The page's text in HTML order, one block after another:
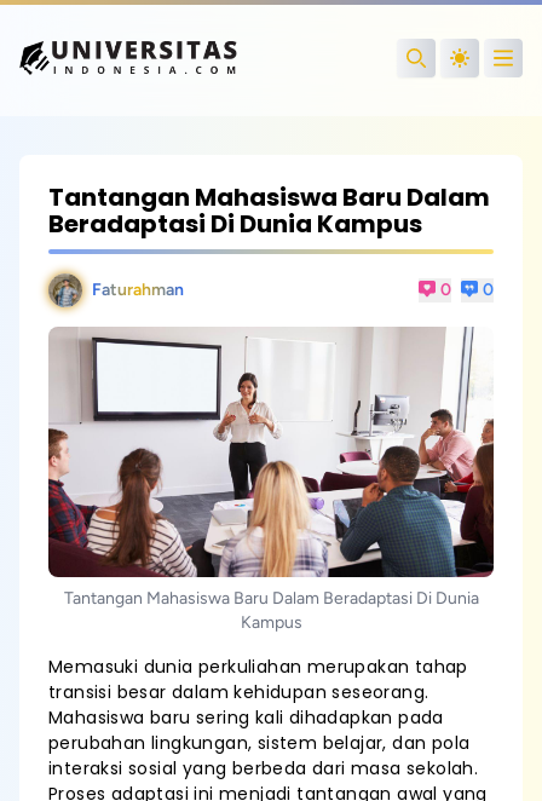
Search
Tantangan Mahasiswa Baru Dalam
Beradaptasi Di Dunia Kampus
Faturahman 0 0
Tantangan Mahasiswa Baru Dalam Beradaptasi Di Dunia
Kampus
Memasuki dunia perkuliahan merupakan tahap
transisi besar dalam kehidupan seseorang.
Mahasiswa baru sering kali dihadapkan pada
perubahan lingkungan, sistem belajar, dan pola
interaksi sosial yang berbeda dari masa sekolah.
Proses adaptasi ini menjadi tantangan awal yang